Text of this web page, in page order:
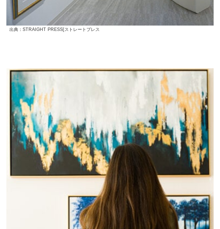
出典：STRAIGHT PRESS[ストレートプレス